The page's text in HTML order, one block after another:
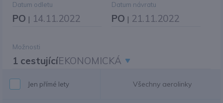
Datum odletu
PO | 14.11.2022
Datum návratu
PO | 21.11.2022
Možnosti
1 cestujícíEKONOMICKÁ
Jen přímé lety Všechny aerolinky